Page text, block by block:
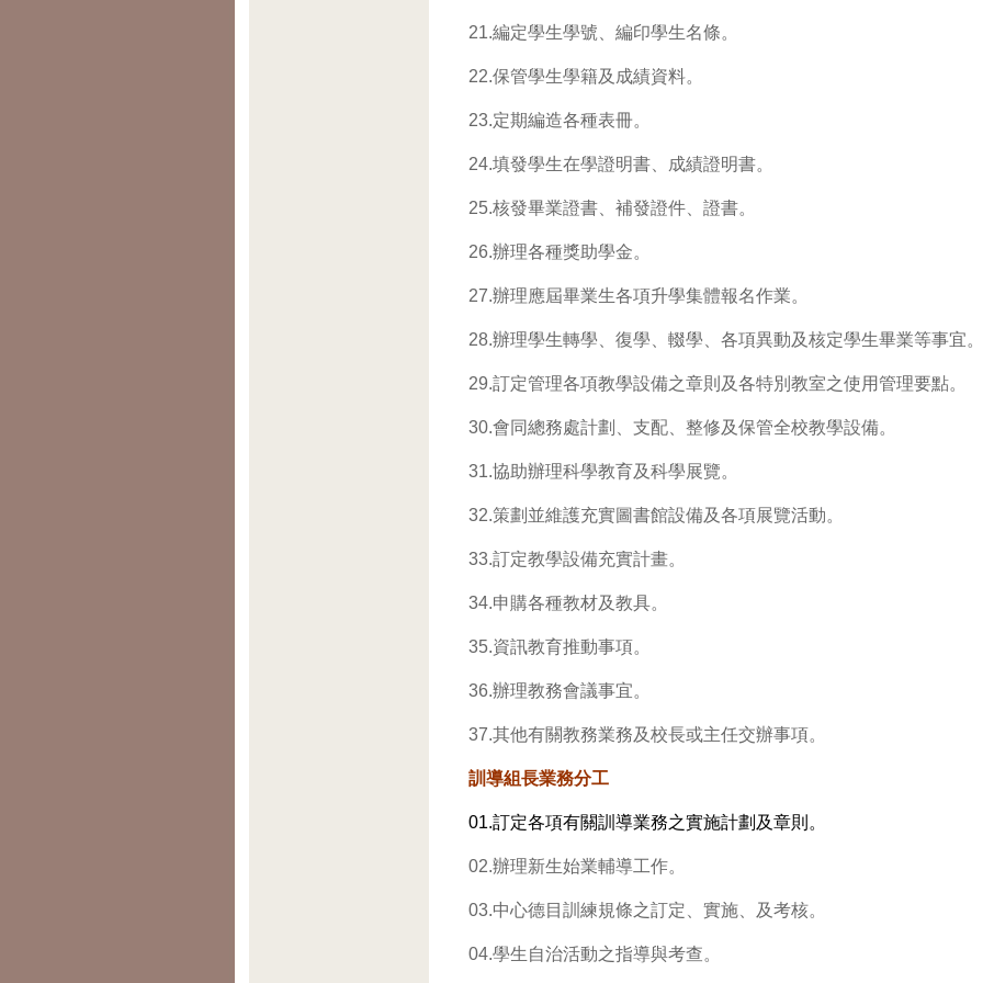
21.編定學生學號、編印學生名條。
22.保管學生學籍及成績資料。
23.定期編造各種表冊。
24.填發學生在學證明書、成績證明書。
25.核發畢業證書、補發證件、證書。
26.辦理各種獎助學金。
27.辦理應屆畢業生各項升學集體報名作業。
28.辦理學生轉學、復學、輟學、各項異動及核定學生畢業等事宜。
29.訂定管理各項教學設備之章則及各特別教室之使用管理要點。
30.會同總務處計劃、支配、整修及保管全校教學設備。
31.協助辦理科學教育及科學展覽。
32.策劃並維護充實圖書館設備及各項展覽活動。
33.訂定教學設備充實計畫。
34.申購各種教材及教具。
35.資訊教育推動事項。
36.辦理教務會議事宜。
37.其他有關教務業務及校長或主任交辦事項。
訓導組長業務分工
01.訂定各項有關訓導業務之實施計劃及章則。
02.辦理新生始業輔導工作。
03.中心德目訓練規條之訂定、實施、及考核。
04.學生自治活動之指導與考查。